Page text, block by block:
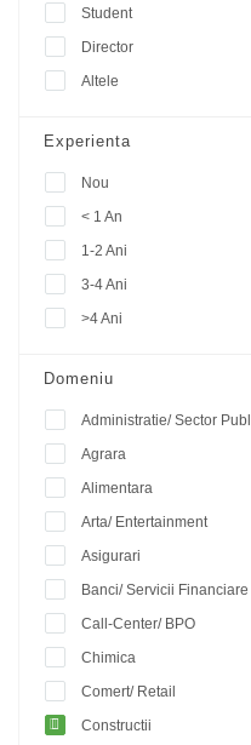
Student
Director
Altele
Experienta
Nou
< 1 An
1-2 Ani
3-4 Ani
>4 Ani
Domeniu
Administratie/ Sector
Agrara
Alimentara
Arta/ Entertainment
Asigurari
Banci/ Servicii Financiare
Call-Center/ BPO
Chimica
Comert/ Retail
Constructii